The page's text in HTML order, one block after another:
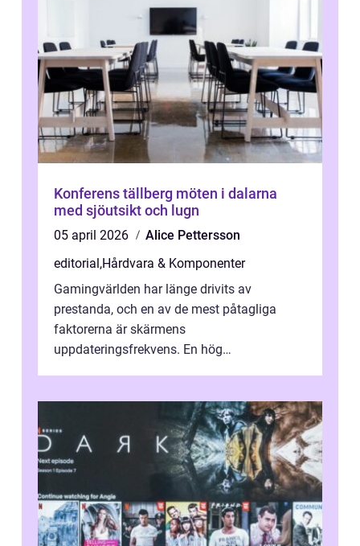
Konferens tällberg möten i dalarna
med sjöutsikt och lugn
05 april 2026
Alice Pettersson
editorial,Hårdvara & Komponenter
Gamingvärlden har länge drivits av
prestanda, och en av de mest påtagliga
faktorerna är skärmens
uppdateringsfrekvens. En hög